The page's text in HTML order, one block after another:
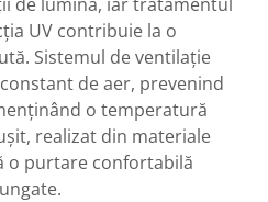
UV contribuie la o
Sistemul de ventilație
de aer, prevenind
o temperatură
realizat din materiale
o purtare confortabilă